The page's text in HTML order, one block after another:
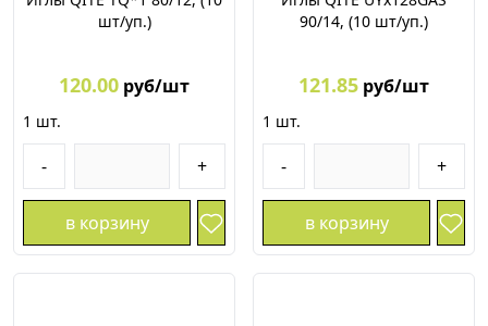
шт/уп.)
120.00 руб/шт
1 шт.
- +
в корзину
90/14, (10 шт/уп.)
121.85 руб/шт
1 шт.
- +
в корзину